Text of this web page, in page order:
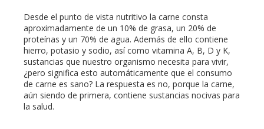
Desde el punto de vista nutritivo la carne consta
aproximadamente de un 10% de grasa, un 20% de
proteínas y un 70% de agua. Además de ello contiene
hierro, potasio y sodio, así como vitamina A, B, D y K,
sustancias que nuestro organismo necesita para vivir,
¿pero significa esto automáticamente que el consumo
de carne es sano? La respuesta es no, porque la carne,
aún siendo de primera, contiene sustancias nocivas para
la salud.